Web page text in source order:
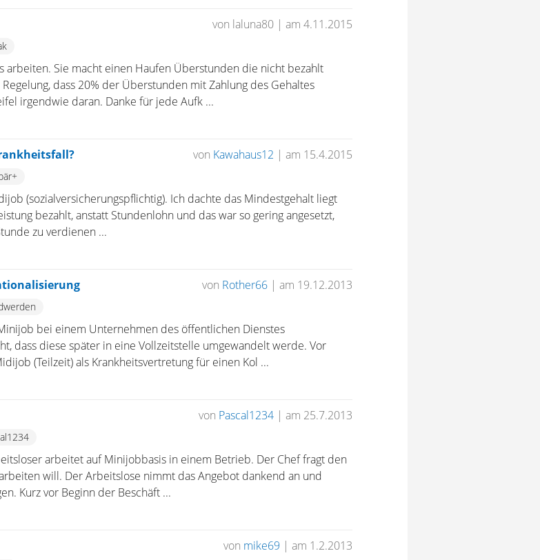
von laluna80 | am 4.11.2015
arbeiten. Sie macht einen Haufen Überstunden die nicht bezahlt
dass 20% der Überstunden mit Zahlung des Gehaltes
irgendwie daran. Danke für jede Aufk ...
von Kawahaus12 | am 15.4.2015
(sozialversicherungspflichtig). Ich dachte das Mindestgehalt liegt
bezahlt, anstatt Stundenlohn und das war so gering angesetzt,
zu verdienen ...
von Rother66 | am 19.12.2013
bei einem Unternehmen des öffentlichen Dienstes
dass diese später in eine Vollzeitstelle umgewandelt werde. Vor
(Teilzeit) als Krankheitsvertretung für einen Kol ...
von Pascal1234 | am 25.7.2013
arbeitet auf Minijobbasis in einem Betrieb. Der Chef fragt den
will. Der Arbeitslose nimmt das Angebot dankend an und
Kurz vor Beginn der Beschäft ...
von mike69 | am 1.2.2013